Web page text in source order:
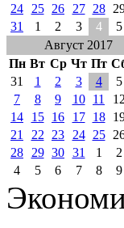
24
25 26 27 28
31
1 2 3 4 5
Август 2017
Пн Вт Ср Чт Пт
31
1 2 3 4 5
7
8 9 10 11 12
14
15 16 17 18
21
22 23 24 25
28
29 30 31 1 2
4
5 6 7 8 9